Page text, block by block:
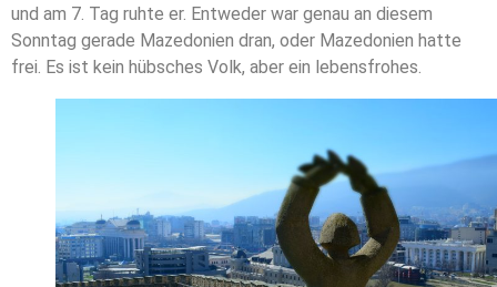
und am 7. Tag ruhte er. Entweder war genau an diesem
Sonntag gerade Mazedonien dran, oder Mazedonien hatte
frei. Es ist kein hübsches Volk, aber ein lebensfrohes.